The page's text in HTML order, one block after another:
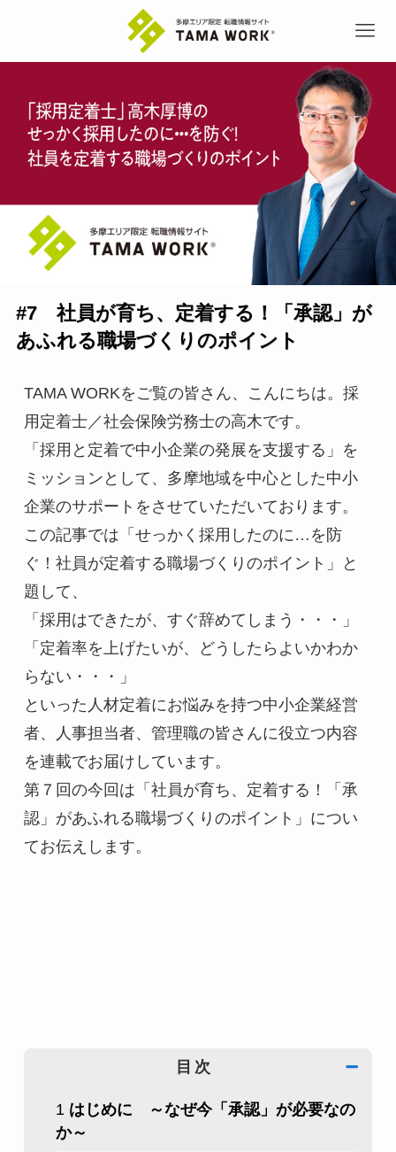
#7 社員が育ち、定着する！「承認」が
あふれる職場づくりのポイント
TAMA WORKをご覧の皆さん、こんにちは。採
用定着士／社会保険労務士の高木です。
「採用と定着で中小企業の発展を支援する」を
ミッションとして、多摩地域を中心とした中小
企業のサポートをさせていただいております。
この記事では「せっかく採用したのに…を防
ぐ！社員が定着する職場づくりのポイント」と
題して、
「採用はできたが、すぐ辞めてしまう・・・」
「定着率を上げたいが、どうしたらよいかわか
らない・・・」
といった人材定着にお悩みを持つ中小企業経営
者、人事担当者、管理職の皆さんに役立つ内容
を連載でお届けしています。
第７回の今回は「社員が育ち、定着する！「承
認」があふれる職場づくりのポイント」につい
てお伝えします。
目次 ➖
1 はじめに　～なぜ今「承認」が必要なの
か～